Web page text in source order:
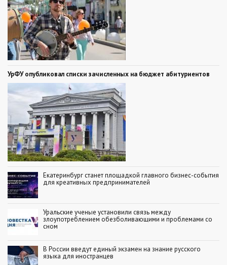
УрФУ опубликовал списки зачисленных на бюджет абитуриентов
Екатеринбург станет площадкой главного бизнес-события
для креативных предпринимателей
Уральские ученые установили связь между
злоупотреблением обезболивающими и проблемами со
сном
В России введут единый экзамен на знание русского
языка для иностранцев